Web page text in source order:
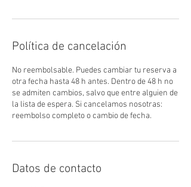
Política de cancelación
No reembolsable. Puedes cambiar tu reserva a
otra fecha hasta 48 h antes. Dentro de 48 h no
se admiten cambios, salvo que entre alguien de
la lista de espera. Si cancelamos nosotras:
reembolso completo o cambio de fecha.
Datos de contacto